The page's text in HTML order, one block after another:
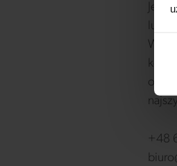
Jeśli
lub
+48